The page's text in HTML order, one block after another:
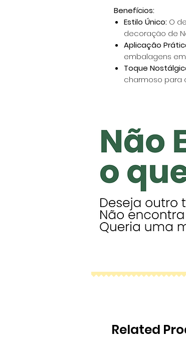
Benefícios:
Estilo Único: O
decoração de
Aplicação
embalagens
Toque
charmoso para
Related